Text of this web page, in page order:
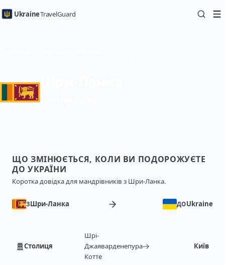
UkraineTravelGuard
ЩО ЗМІНЮЄТЬСЯ, КОЛИ ВИ ПОДОРОЖУЄТЕ
ДО УКРАЇНИ
Коротка довідка для мандрівників з Шри-Ланка.
ЗШри-Ланка ДОUkraine
Столиця
Шрі-
Джаяварденепура-
Котте
Київ